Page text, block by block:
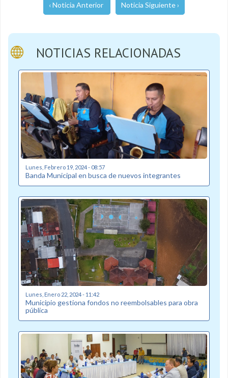
‹ Noticia Anterior Noticia Siguiente ›
NOTICIAS RELACIONADAS
Lunes, Febrero 19, 2024 - 08:57
Banda Municipal en busca de nuevos integrantes
Lunes, Enero 22, 2024 - 11:42
Municipio gestiona fondos no reembolsables para obra
pública